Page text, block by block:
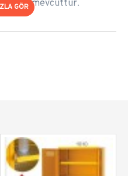
mevcuttur.